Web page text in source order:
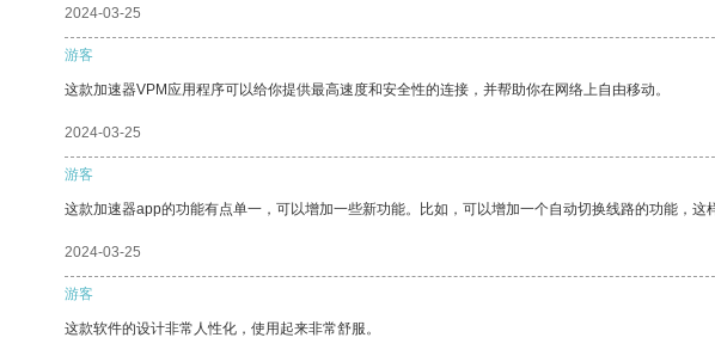
2024-03-25
游客
这款加速器VPM应用程序可以给你提供最高速度和安全性的连接，并帮助你在网络上自由移动。
2024-03-25
游客
这款加速器app的功能有点单一，可以增加一些新功能。比如，可以增加一个自动切换线路的功能，这
2024-03-25
游客
这款软件的设计非常人性化，使用起来非常舒服。